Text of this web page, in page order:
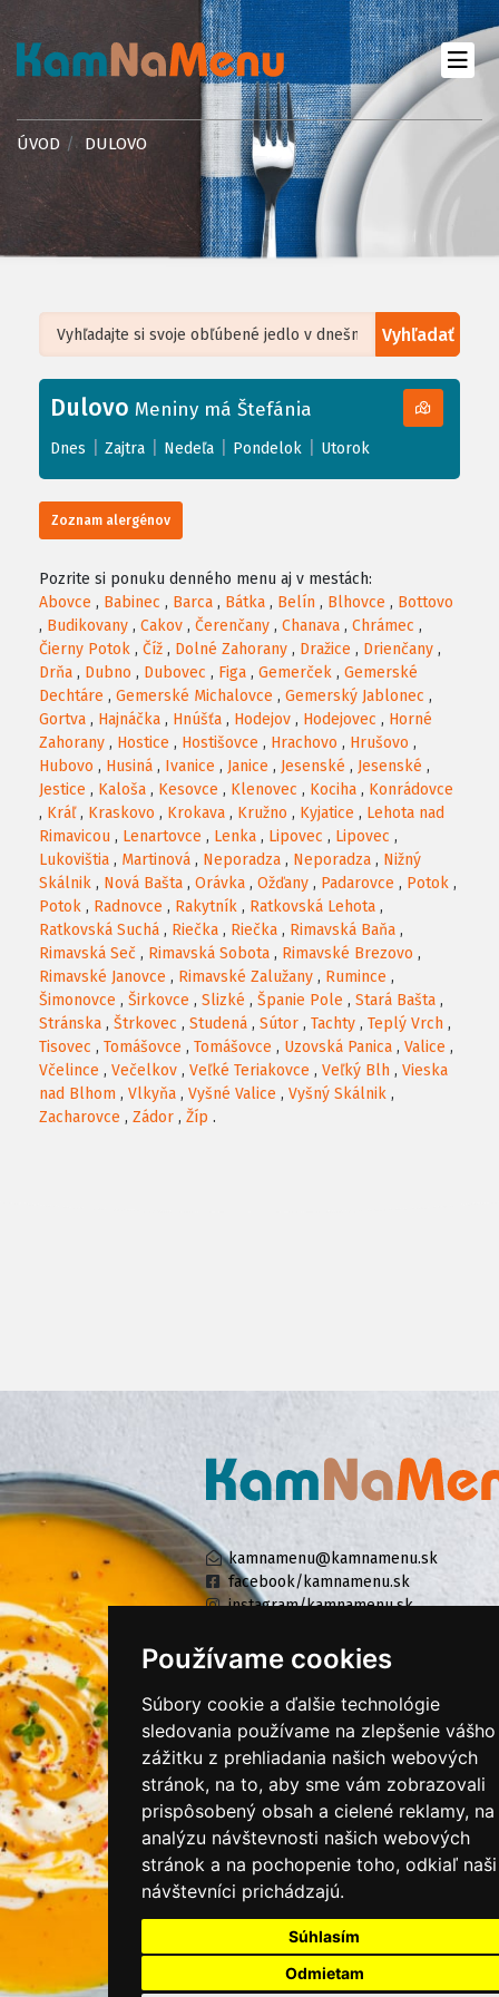
Používame cookies
Súbory cookie a ďalšie technológie
sledovania používame na zlepšenie vášho
zážitku z prehliadania našich webových
stránok, na to, aby sme vám zobrazovali
prispôsobený obsah a cielené reklamy, na
analýzu návštevnosti našich webových
stránok a na pochopenie toho, odkiaľ naši
návštevníci prichádzajú.
Súhlasím
Odmietam
ÚVOD DULOVO
Vyhľadať
+
−
Leaflet| ©OpenStreetMap, Tiles courtesy ofHumanitarian OpenStreetMap
Dulovo Meniny má Štefánia
Dnes Zajtra Nedeľa Pondelok Utorok
Zoznam alergénov
Pozrite si ponuku denného menu aj v mestách:
Abovce , Babinec , Barca , Bátka , Belín , Blhovce , Bottovo
, Budikovany , Cakov , Čerenčany , Chanava , Chrámec ,
Čierny Potok , Číž , Dolné Zahorany , Dražice , Drienčany ,
Drňa , Dubno , Dubovec , Figa , Gemerček , Gemerské
Dechtáre , Gemerské Michalovce , Gemerský Jablonec ,
Gortva , Hajnáčka , Hnúšťa , Hodejov , Hodejovec , Horné
Zahorany , Hostice , Hostišovce , Hrachovo , Hrušovo ,
Hubovo , Husiná , Ivanice , Janice , Jesenské , Jesenské ,
Jestice , Kaloša , Kesovce , Klenovec , Kociha , Konrádovce
, Kráľ, Kraskovo , Krokava , Kružno , Kyjatice , Lehota nad
Rimavicou , Lenartovce , Lenka , Lipovec , Lipovec ,
Lukovištia , Martinová , Neporadza , Neporadza , Nižný
Skálnik , Nová Bašta , Orávka , Ožďany , Padarovce , Potok ,
Potok , Radnovce , Rakytník , Ratkovská Lehota ,
Ratkovská Suchá , Riečka , Riečka , Rimavská Baňa ,
Rimavská Seč , Rimavská Sobota , Rimavské Brezovo ,
Rimavské Janovce , Rimavské Zalužany , Rumince ,
Šimonovce , Širkovce , Slizké , Španie Pole , Stará Bašta ,
Stránska , Štrkovec , Studená , Sútor , Tachty , Teplý Vrch ,
Tisovec , Tomášovce , Tomášovce , Uzovská Panica , Valice ,
Včelince , Večelkov , Veľké Teriakovce , Veľký Blh , Vieska
nad Blhom , Vlkyňa , Vyšné Valice , Vyšný Skálnik ,
Zacharovce , Zádor , Žíp .
kamnamenu@kamnamenu.sk
facebook/kamnamenu.sk
instagram/kamnamenu.sk
PRIHLÁSIŤ SA DO ZÁKAZNÍCKEJ ZÓNY
Všeobecné obchodné podmienky
Ochrana osobných údajov
Cookies
Moje KamNaMenu
Pridať reštauráciu